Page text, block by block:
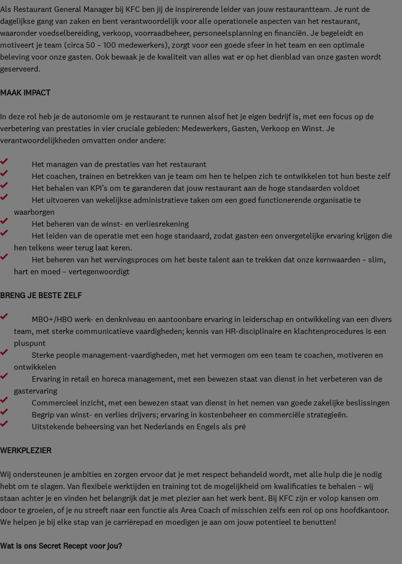
Als Restaurant General Manager bij KFC ben jij de inspirerende leider van jouw restaurantteam. Je runt de
dagelijkse gang van zaken en bent verantwoordelijk voor alle operationele aspecten van het restaurant,
waaronder voedselbereiding, verkoop, voorraadbeheer, personeelsplanning en financiën. Je begeleidt en
motiveert je team (circa 50 – 100 medewerkers), zorgt voor een goede sfeer in het team en een optimale
beleving voor onze gasten. Ook bewaak je de kwaliteit van alles wat er op het dienblad van onze gasten wordt
geserveerd.
MAAK IMPACT
In deze rol heb je de autonomie om je restaurant te runnen alsof het je eigen bedrijf is, met een focus op de
verbetering van prestaties in vier cruciale gebieden: Medewerkers, Gasten, Verkoop en Winst. Je
verantwoordelijkheden omvatten onder andere:
Het managen van de prestaties van het restaurant
Het coachen, trainen en betrekken van je team om hen te helpen zich te ontwikkelen tot hun beste zelf
Het behalen van KPI’s om te garanderen dat jouw restaurant aan de hoge standaarden voldoet
Het uitvoeren van wekelijkse administratieve taken om een goed functionerende organisatie te
waarborgen
Het beheren van de winst- en verliesrekening
Het leiden van de operatie met een hoge standaard, zodat gasten een onvergetelijke ervaring krijgen die
hen telkens weer terug laat keren.
Het beheren van het wervingsproces om het beste talent aan te trekken dat onze kernwaarden – slim,
hart en moed – vertegenwoordigt
BRENG JE BESTE ZELF
MBO+/HBO werk- en denkniveau en aantoonbare ervaring in leiderschap en ontwikkeling van een divers
team, met sterke communicatieve vaardigheden; kennis van HR-disciplinaire en klachtenprocedures is een
pluspunt
Sterke people management-vaardigheden, met het vermogen om een team te coachen, motiveren en
ontwikkelen
Ervaring in retail en horeca management, met een bewezen staat van dienst in het verbeteren van de
gastervaring
Commercieel inzicht, met een bewezen staat van dienst in het nemen van goede zakelijke beslissingen
Begrip van winst- en verlies drijvers; ervaring in kostenbeheer en commerciële strategieën.
Uitstekende beheersing van het Nederlands en Engels als pré
WERKPLEZIER
Wij ondersteunen je ambities en zorgen ervoor dat je met respect behandeld wordt, met alle hulp die je nodig
hebt om te slagen. Van flexibele werktijden en training tot de mogelijkheid om kwalificaties te behalen – wij
staan achter je en vinden het belangrijk dat je met plezier aan het werk bent. Bij KFC zijn er volop kansen om
door te groeien, of je nu streeft naar een functie als Area Coach of misschien zelfs een rol op ons hoofdkantoor.
We helpen je bij elke stap van je carrièrepad en moedigen je aan om jouw potentieel te benutten!
Wat is ons Secret Recept voor jou?